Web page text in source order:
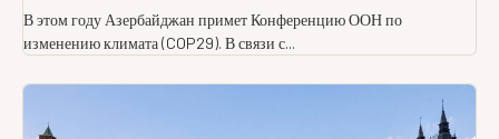
В этом году Азербайджан примет Конференцию ООН по
изменению климата (COP29). В связи с...